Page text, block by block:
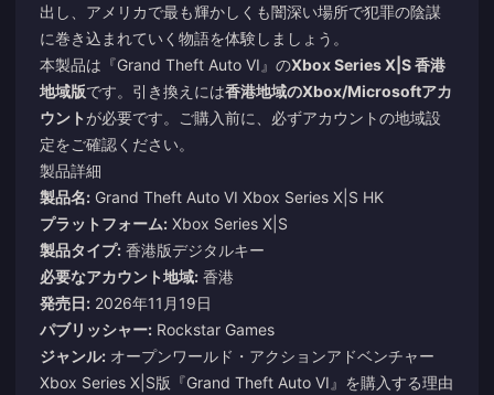
出し、アメリカで最も輝かしくも闇深い場所で犯罪の陰謀
に巻き込まれていく物語を体験しましょう。
本製品は『Grand Theft Auto VI』のXbox Series X|S 香港
地域版です。引き換えには香港地域のXbox/Microsoftアカ
ウントが必要です。ご購入前に、必ずアカウントの地域設
定をご確認ください。
製品詳細
製品名: Grand Theft Auto VI Xbox Series X|S HK
プラットフォーム: Xbox Series X|S
製品タイプ: 香港版デジタルキー
必要なアカウント地域: 香港
発売日: 2026年11月19日
パブリッシャー: Rockstar Games
ジャンル: オープンワールド・アクションアドベンチャー
Xbox Series X|S版『Grand Theft Auto VI』を購入する理由